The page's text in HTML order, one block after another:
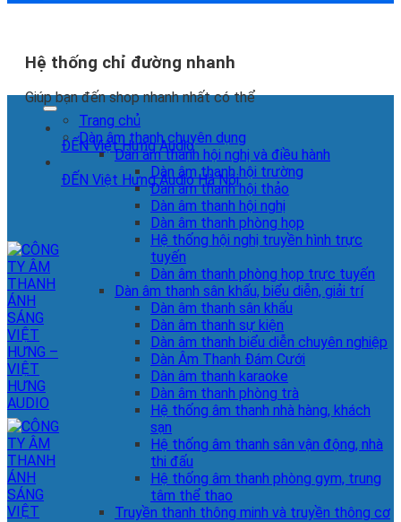
Hệ thống chỉ đường nhanh
Giúp bạn đến shop nhanh nhất có thể
ĐẾN Việt Hưng Audio
ĐẾN Việt Hưng Audio Hà Nội
Trang chủ
Dàn âm thanh chuyên dụng
Dàn âm thanh hội nghị và điều hành
Dàn âm thanh hội trường
Dàn âm thanh hội thảo
Dàn âm thanh hội nghị
Dàn âm thanh phòng họp
Hệ thống hội nghị truyền hình trực
tuyến
Dàn âm thanh phòng họp trực tuyến
Dàn âm thanh sân khấu, biểu diễn, giải trí
Dàn âm thanh sân khấu
Dàn âm thanh sự kiện
Dàn âm thanh biểu diễn chuyên nghiệp
Dàn Âm Thanh Đám Cưới
Dàn âm thanh karaoke
Dàn âm thanh phòng trà
Hệ thống âm thanh nhà hàng, khách
sạn
Hệ thống âm thanh sân vận động, nhà
thi đấu
Hệ thống âm thanh phòng gym, trung
tâm thể thao
Truyền thanh thông minh và truyền thông cơ